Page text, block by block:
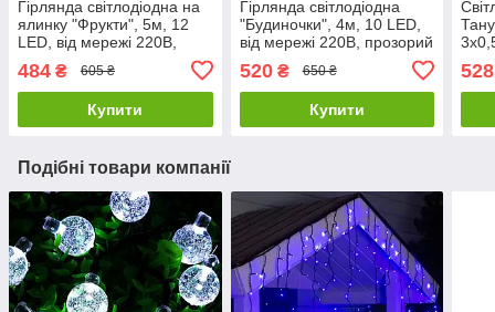
Гірлянда світлодіодна на
ялинку "Фрукти", 5м, 12
LED, від мережі 220В,
прозорий провід, Теплий
білий
484 ₴ 605 ₴
Купити
Гірлянда світлодіодна
"Будиночки", 4м, 10 LED,
від мережі 220В, прозорий
520₴ 650 ₴
Купити
528
Подібні товари компанії